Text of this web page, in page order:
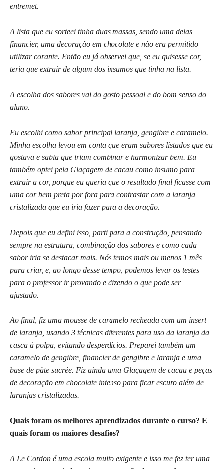
entremet.
A lista que eu sorteei tinha duas massas, sendo uma delas
financier, uma decoração em chocolate e não era permitido
utilizar corante. Então eu já observei que, se eu quisesse cor,
teria que extrair de algum dos insumos que tinha na lista.
A escolha dos sabores vai do gosto pessoal e do bom senso do
aluno.
Eu escolhi como sabor principal laranja, gengibre e caramelo.
Minha escolha levou em conta que eram sabores listados que eu
gostava e sabia que iriam combinar e harmonizar bem. Eu
também optei pela Glaçagem de cacau como insumo para
extrair a cor, porque eu queria que o resultado final ficasse com
uma cor bem preta por fora para contrastar com a laranja
cristalizada que eu iria fazer para a decoração.
Depois que eu defini isso, parti para a construção, pensando
sempre na estrutura, combinação dos sabores e como cada
sabor iria se destacar mais. Nós temos mais ou menos 1 mês
para criar, e, ao longo desse tempo, podemos levar os testes
para o professor ir provando e dizendo o que pode ser
ajustado.
Ao final, fiz uma mousse de caramelo recheada com um insert
de laranja, usando 3 técnicas diferentes para uso da laranja da
casca à polpa, evitando desperdícios. Preparei também um
caramelo de gengibre, financier de gengibre e laranja e uma
base de pâte sucrée. Fiz ainda uma Glaçagem de cacau e peças
de decoração em chocolate intenso para ficar escuro além de
laranjas cristalizadas.
Quais foram os melhores aprendizados durante o curso? E
quais foram os maiores desafios?
A Le Cordon é uma escola muito exigente e isso me fez ter uma